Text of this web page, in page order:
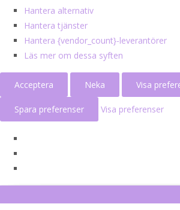
Hantera alternativ
Hantera tjänster
Hantera {vendor_count}-leverantörer
Läs mer om dessa syften
Acceptera Neka Visa
Spara preferenser Visa preferenser